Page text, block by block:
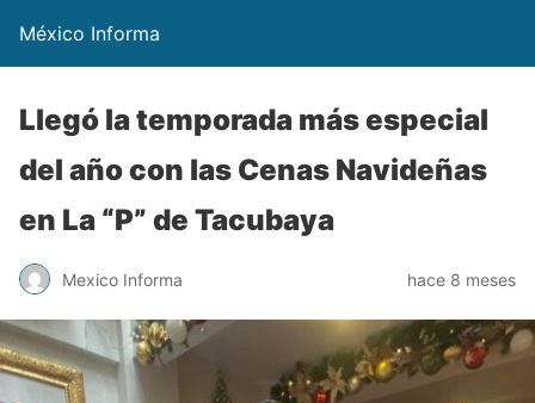
México Informa
Llegó la temporada más especial
del año con las Cenas Navideñas
en La “P” de Tacubaya
Mexico Informa hace 8 meses